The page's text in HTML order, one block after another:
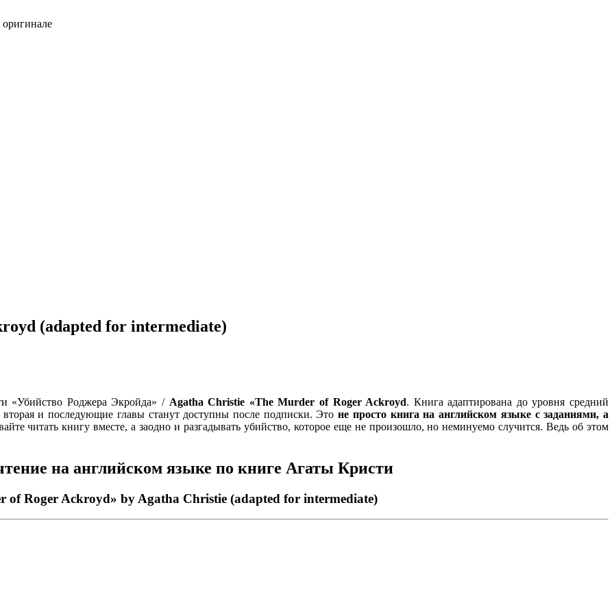
(adapted for intermediate)
«Убийство Роджера Экройда» / Agatha Christie «The Murder of Roger Ackroyd. Книга адаптирована до уровня средний
и последующие главы станут доступны после подписки. Этоне просто книга на английском языке с заданиями, а
читать книгу вместе, а заодно и разгадывать убийство, которое еще не произошло, но неминуемо случится. Ведь об этом
на английском языке по книге Агаты Кристи
of Roger Ackroyd» by Agatha Christie (adapted for intermediate)